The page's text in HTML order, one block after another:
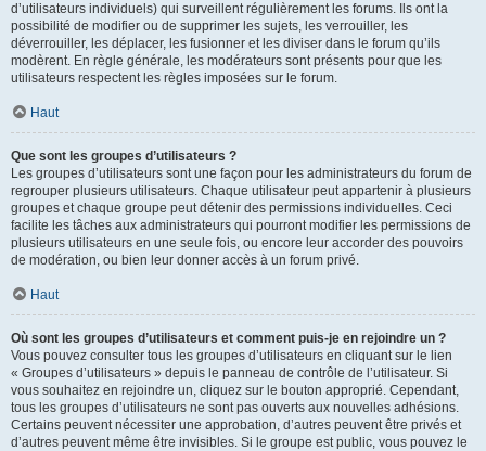
d’utilisateurs individuels) qui surveillent régulièrement les forums. Ils ont la
possibilité de modifier ou de supprimer les sujets, les verrouiller, les
déverrouiller, les déplacer, les fusionner et les diviser dans le forum qu’ils
modèrent. En règle générale, les modérateurs sont présents pour que les
utilisateurs respectent les règles imposées sur le forum.
Haut
Que sont les groupes d’utilisateurs ?
Les groupes d’utilisateurs sont une façon pour les administrateurs du forum de
regrouper plusieurs utilisateurs. Chaque utilisateur peut appartenir à plusieurs
groupes et chaque groupe peut détenir des permissions individuelles. Ceci
facilite les tâches aux administrateurs qui pourront modifier les permissions de
plusieurs utilisateurs en une seule fois, ou encore leur accorder des pouvoirs
de modération, ou bien leur donner accès à un forum privé.
Haut
Où sont les groupes d’utilisateurs et comment puis-je en rejoindre un ?
Vous pouvez consulter tous les groupes d’utilisateurs en cliquant sur le lien
« Groupes d’utilisateurs » depuis le panneau de contrôle de l’utilisateur. Si
vous souhaitez en rejoindre un, cliquez sur le bouton approprié. Cependant,
tous les groupes d’utilisateurs ne sont pas ouverts aux nouvelles adhésions.
Certains peuvent nécessiter une approbation, d’autres peuvent être privés et
d’autres peuvent même être invisibles. Si le groupe est public, vous pouvez le